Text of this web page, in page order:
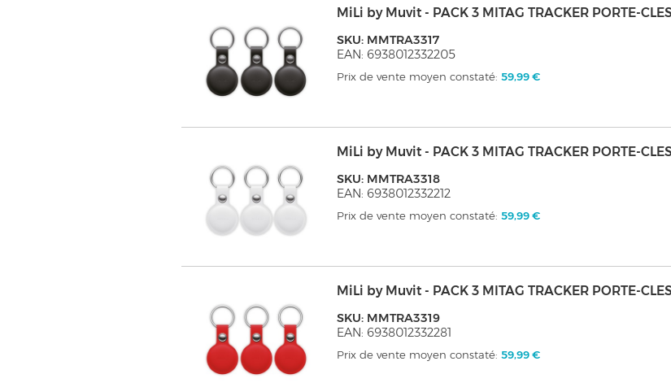
MiLi by Muvit - PACK 3 MITAG TRACKER PORTE-
SKU: MMTRA3317
EAN: 6938012332205
Prix de vente moyen constaté:59,99 €
MiLi by Muvit - PACK 3 MITAG TRACKER PORTE-
SKU: MMTRA3318
EAN: 6938012332212
Prix de vente moyen constaté:59,99 €
MiLi by Muvit - PACK 3 MITAG TRACKER PORTE-
SKU: MMTRA3319
EAN: 6938012332281
Prix de vente moyen constaté:59,99 €